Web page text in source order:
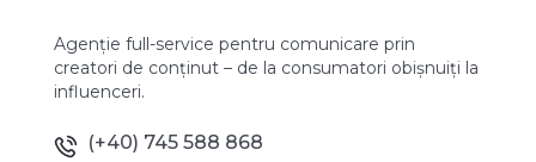
Agenție full-service pentru comunicare prin
creatori de conținut – de la consumatori obișnuiți la
influenceri.
(+40) 745 588 868